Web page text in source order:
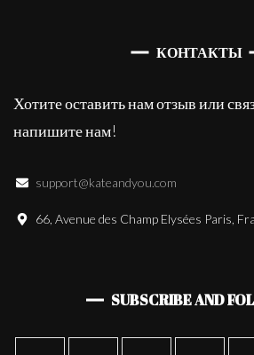
КОНТАКТЫ
Хотите оставить нам отзыв или
напишите нам!
support@kateandyou.com
66, Avenue des Champ Elysées Paris,
SUBSCRIBE AND